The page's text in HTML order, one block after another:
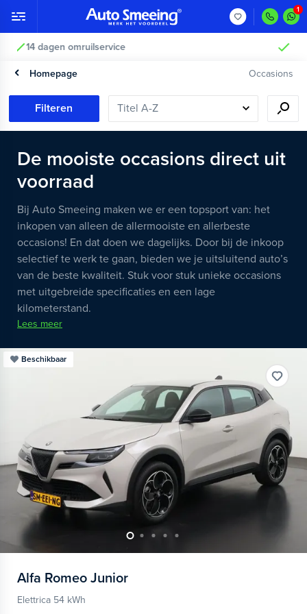
Vakkundig gecontroleerd >
Homepage Occasions
Filteren
De mooiste occasions direct uit
voorraad
Bij Auto Smeeing maken we er een topsport van: het
inkopen van alleen de allermooiste en allerbeste
occasions! En dat doen we dagelijks. Door bij de inkoop
selectief te werk te gaan, bieden we je uitsluitend auto’s
van de beste kwaliteit. Stuk voor stuk unieke occasions
met uitgebreide specificaties en een lage
kilometerstand.
Lees meer
Beschikbaar
Alfa Romeo Junior
Elettrica 54 kWh